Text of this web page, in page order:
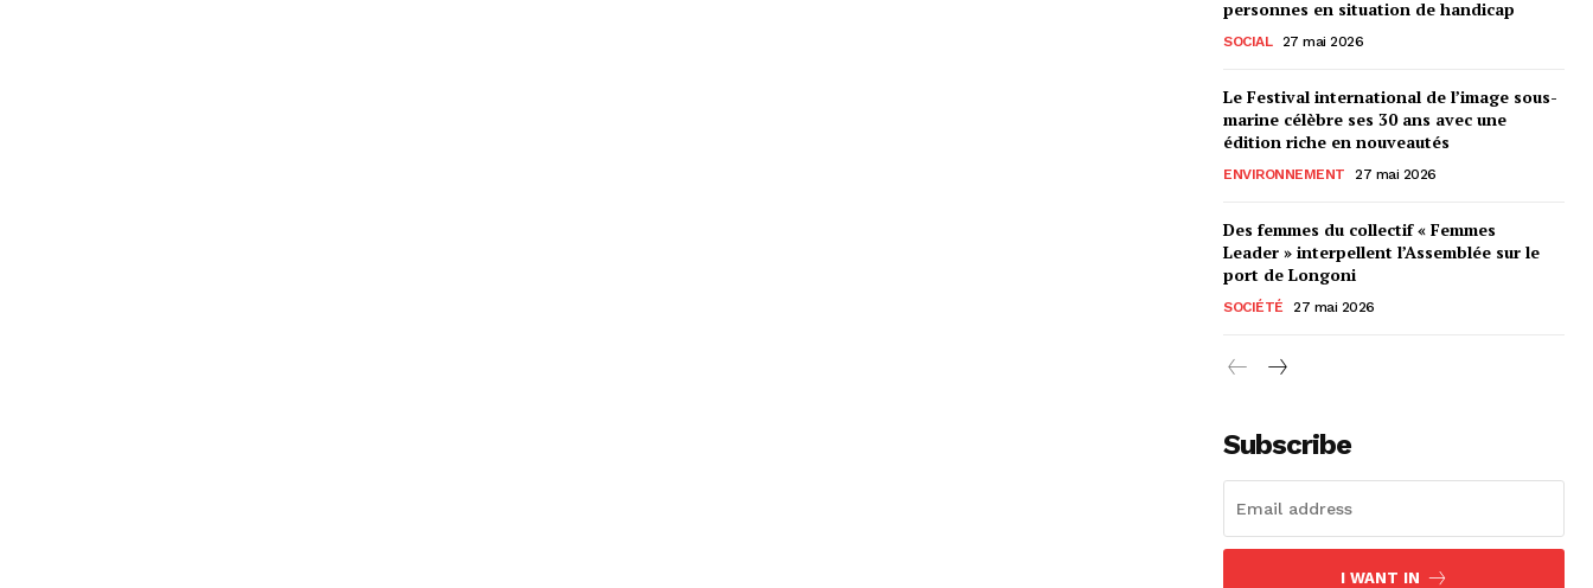
personnes en situation de handicap
SOCIAL 27 mai 2026
Le Festival international de l’image sous-
marine célèbre ses 30 ans avec une
édition riche en nouveautés
ENVIRONNEMENT 27 mai 2026
Des femmes du collectif « Femmes
Leader » interpellent l’Assemblée sur le
port de Longoni
SOCIÉTÉ 27 mai 2026
Subscribe
I WANT IN